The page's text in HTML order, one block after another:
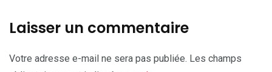
Laisser un commentaire
Votre adresse e-mail ne sera pas publiée. Les champs